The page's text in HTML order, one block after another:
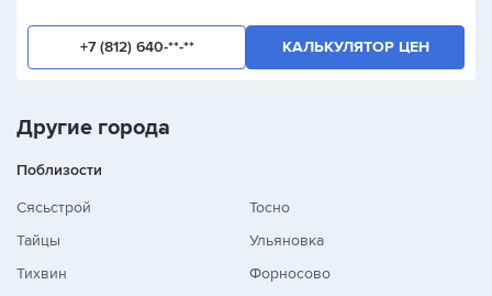
+7 (812) 640-**-** КАЛЬКУЛЯТОР ЦЕН
Другие города
Поблизости
Сясьстрой
Тайцы
Тихвин
Тосно
Ульяновка
Форносово